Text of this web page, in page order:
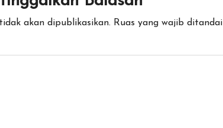
akan dipublikasikan. Ruas yang wajib ditandai